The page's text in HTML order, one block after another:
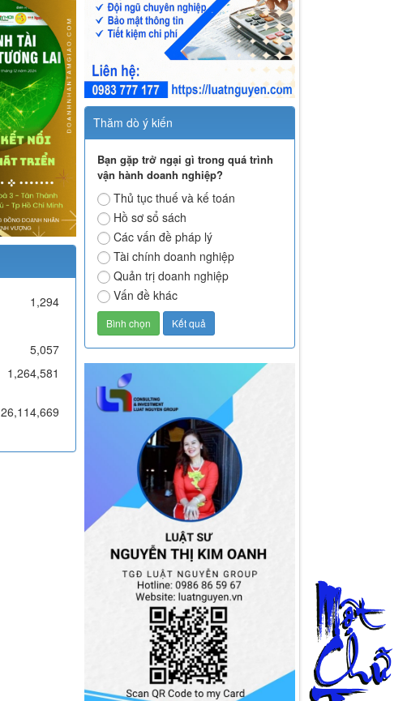
Thăm dò ý kiến
Bạn gặp trở ngại gì trong quá trình
vận hành doanh nghiệp?
Thủ tục thuế và kế toán
Hồ sơ sổ sách
Các vấn đề pháp lý
Tài chính doanh nghiệp
Quản trị doanh nghiệp
Vấn đề khác
1,294
5,057
1,264,581
26,114,669